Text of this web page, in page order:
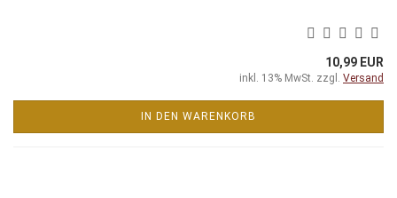
10,99 EUR
inkl. 13% MwSt. zzgl. Versand
IN DEN WARENKORB